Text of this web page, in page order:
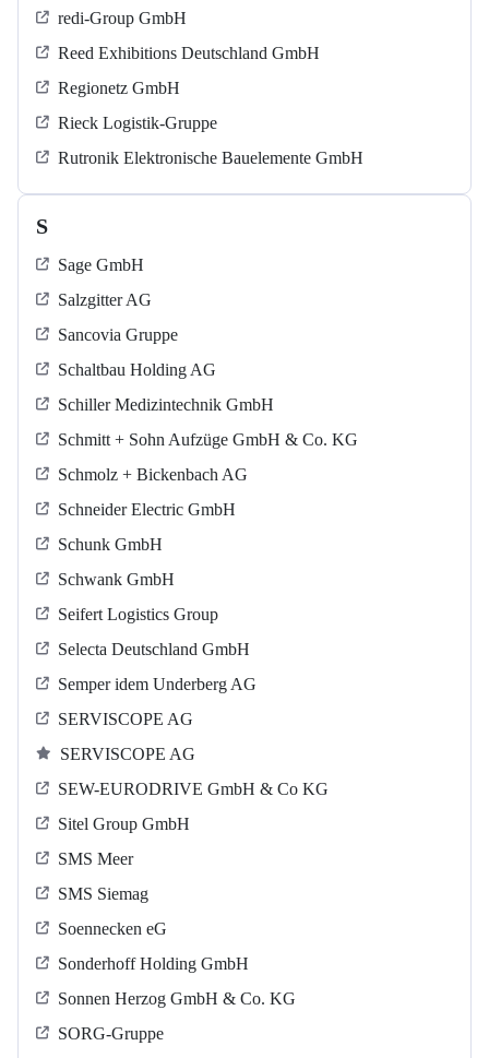
redi-Group GmbH
Reed Exhibitions Deutschland GmbH
Regionetz GmbH
Rieck Logistik-Gruppe
Rutronik Elektronische Bauelemente GmbH
S
Sage GmbH
Salzgitter AG
Sancovia Gruppe
Schaltbau Holding AG
Schiller Medizintechnik GmbH
Schmitt + Sohn Aufzüge GmbH & Co. KG
Schmolz + Bickenbach AG
Schneider Electric GmbH
Schunk GmbH
Schwank GmbH
Seifert Logistics Group
Selecta Deutschland GmbH
Semper idem Underberg AG
SERVISCOPE AG
SERVISCOPE AG
SEW-EURODRIVE GmbH & Co KG
Sitel Group GmbH
SMS Meer
SMS Siemag
Soennecken eG
Sonderhoff Holding GmbH
Sonnen Herzog GmbH & Co. KG
SORG-Gruppe